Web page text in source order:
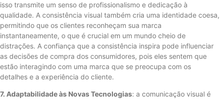
isso transmite um senso de profissionalismo e dedicação à
qualidade. A consistência visual também cria uma identidade coesa,
permitindo que os clientes reconheçam sua marca
instantaneamente, o que é crucial em um mundo cheio de
distrações. A confiança que a consistência inspira pode influenciar
as decisões de compra dos consumidores, pois eles sentem que
estão interagindo com uma marca que se preocupa com os
detalhes e a experiência do cliente.
7. Adaptabilidade às Novas Tecnologias: a comunicação visual é